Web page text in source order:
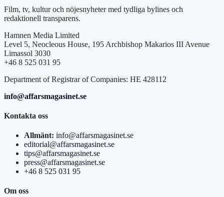
Film, tv, kultur och nöjesnyheter med tydliga bylines och
redaktionell transparens.
Hamnen Media Limited
Level 5, Neocleous House, 195 Archbishop Makarios III Avenue
Limassol 3030
+46 8 525 031 95
Department of Registrar of Companies: HE 428112
info@affarsmagasinet.se
Kontakta oss
Allmänt: info@affarsmagasinet.se
editorial@affarsmagasinet.se
tips@affarsmagasinet.se
press@affarsmagasinet.se
+46 8 525 031 95
Om oss